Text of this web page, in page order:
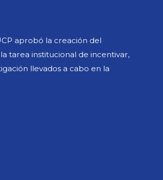
aprobó la creación del
tarea institucional de incentivar,
llevados a cabo en la